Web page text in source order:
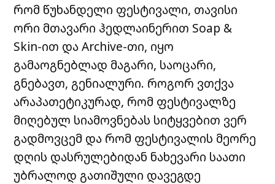
რომ წუხანდელი ფესტივალი, თავისი
ორი მთავარი ჰედლაინერით Soap &
Skin-ით და Archive-თი, იყო
გამაოგნებლად მაგარი, საოცარი,
გნებავთ, გენიალური. როგორ ვთქვა
არაპათეტიკურად, რომ ფესტივალზე
მიღებულ სიამოვნებას სიტყვებით ვერ
გადმოვცემ და რომ ფესტივალის მეორე
დღის დასრულებიდან ნახევარი საათი
უბრალოდ გათიშული დავეგდე